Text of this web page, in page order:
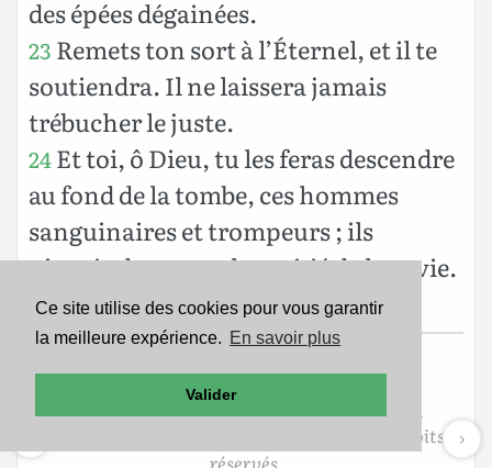
Ce site utilise des cookies pour vous garantir
la meilleure expérience. En savoir plus
Valider
des épées dégainées.
23 Remets ton sort à l’Éternel, et il te
soutiendra. Il ne laissera jamais
trébucher le juste.
24Et toi, ô Dieu, tu les feras descendre
au fond de la tombe, ces hommes
sanguinaires et trompeurs ; ils
n’atteindront pas la moitié de leur vie.
Quant à moi, je me confie en toi.
Texte de la Bible Version Segond 21
Copyright ©2007Société Biblique de Genève
Reproduit avec aimable autorisation. Tous droits
réservés.